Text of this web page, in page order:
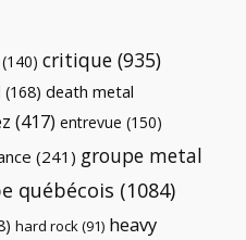
(140) critique (935)
(168) death metal
(417) entrevue (150)
(241) groupe metal
québécois (1084)
hard rock(91) heavy